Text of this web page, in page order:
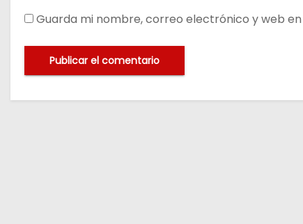
Guarda mi nombre, correo electrónico y web